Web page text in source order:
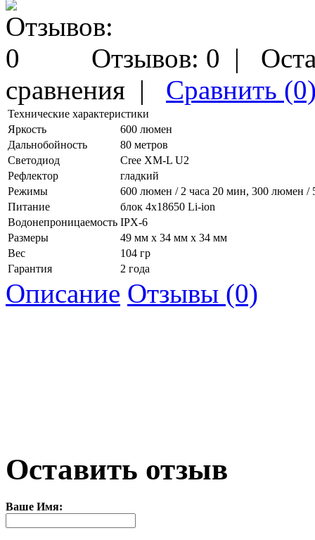
Отзывов: 0 |
сравнения | Сравнить
Технические характеристики
Яркость
600 люмен
Дальнобойность
80 метров
Светодиод
Cree XM-L U2
Рефлектор
гладкий
Режимы
600 люмен / 2 часа 20 мин, 300 люмен /
Питание
блок 4x18650 Li-ion
Водонепроницаемость IPX-6
Размеры
49 мм х 34 мм х 34 мм
Вес
104 гр
Гарантия
2 года
Описание Отзывы (0)
Оставить отзыв
Ваше Имя: